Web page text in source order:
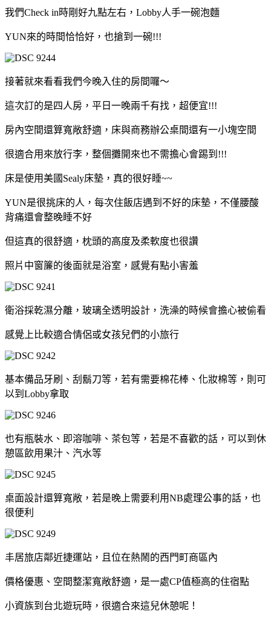
我們Check in時剛好九點左右，Lobby人手一碗泡麵
YUN來的時間恰恰好，也搶到一碗!!!
接著就來看看我們今晚入住的房間囉～
這次訂的是四人房，平日一晚兩千有找，超便宜!!!
房內空間還算寬敞舒適，床與商務辦公桌間還有一小塊空間
很適合用來放行李，整個攤開來也不需擔心會踢到!!!
床是使用美國Sealy床墊，真的很好睡~~
YUN是很挑床的人，每次住飯店遇到不好的床墊，不僅腰酸
背痛還會整晚睡不好
但這真的很舒適，枕頭的高度及柔軟度也很讚
照片中窗簾的後面就是浴室，感覺有點小害羞
衛浴採乾濕分離，玻璃全透明設計，洗澡的時候會擔心被偷看
感覺上比較適合情侶或女孩兒們的小旅行
基本備品牙刷、刮鬍刀等，若有需要棉花棒、化妝棉等，則可
以到Lobby拿取
也有瓶裝水、即溶咖啡、茶包等，若是不喜歡的話，可以到休
憩區飲用果汁、汽水等
桌面設計還算寬敞，若是晚上需要利用NB處理公事的話，也
很便利
丰居旅店鄰近捷運站，且位在熱鬧的西門町商區內
價格優惠、空間整潔寬敞舒適，是一處CP值極高的住宿點
小資族到台北遊玩時，很適合來這兒休憩呢！